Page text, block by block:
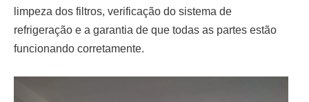
limpeza dos filtros, verificação do sistema de
refrigeração e a garantia de que todas as partes estão
funcionando corretamente.